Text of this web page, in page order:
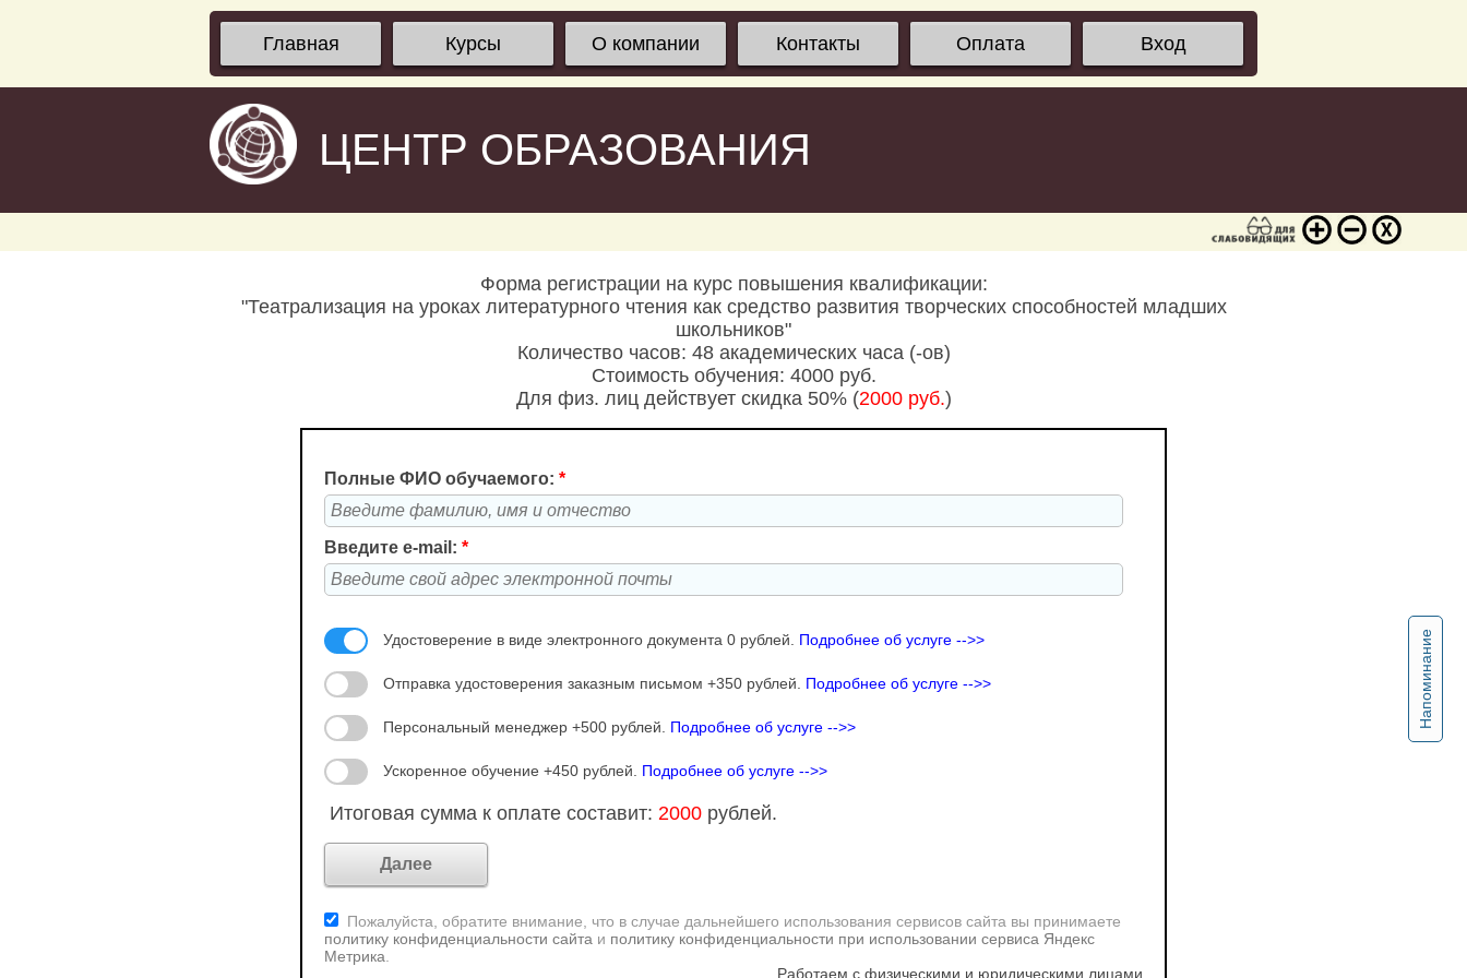
Главная Курсы О компании Контакты Оплата Вход
ЦЕНТР ОБРАЗОВАНИЯ
Напоминание
Форма регистрации на курс повышения квалификации:
"Театрализация на уроках литературного чтения как средство развития творческих способностей младших
школьников"
Количество часов: 48 академических часа (-ов)
Стоимость обучения: 4000 руб.
Для физ. лиц действует скидка 50% (2000 руб.)
Полные ФИО обучаемого: *
Введите e-mail: *
Удостоверение в виде электронного документа 0 рублей. Подробнее об услуге -->>
Отправка удостоверения заказным письмом +350 рублей. Подробнее об услуге -->>
Персональный менеджер +500 рублей. Подробнее об услуге -->>
Ускоренное обучение +450 рублей. Подробнее об услуге -->>
Итоговая сумма к оплате составит: 2000 рублей.
Пожалуйста, обратите внимание, что в случае дальнейшего использования сервисов сайта вы принимаете
политику конфиденциальности сайта и политику конфиденциальности при использовании сервиса Яндекс
Метрика
Работаем с физическими и юридическими лицами